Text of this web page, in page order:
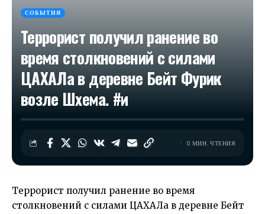
СОБЫТИЯ
Террорист получил ранение во
время столкновений с силами
ЦАХАЛа в деревне Бейт Фурик
возле Шхема. #и
0 МИН. ЧТЕНИЯ
Террорист получил ранение во время
столкновений с силами ЦАХАЛа в деревне Бейт